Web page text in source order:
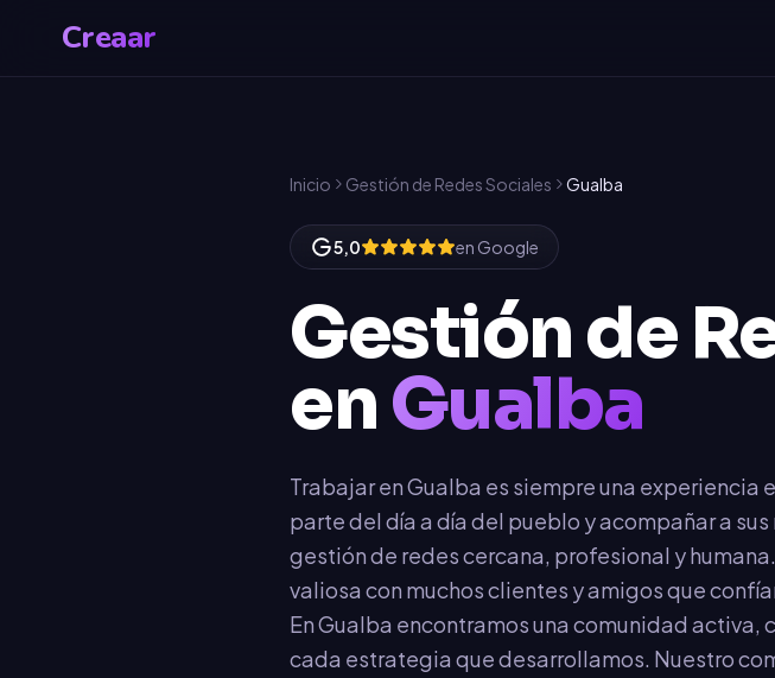
Creaar
Inicio Gestión de Redes Sociales Gualba
5,0 en Google
Gestión de
enGualba
Trabajar en Gualba es siempre una
parte del día a día del pueblo y acompañar a
gestión de redes cercana, profesional y
valiosa con muchos clientes y amigos que
En Gualba encontramos una comunidad
cada estrategia que desarrollamos. Nuestro